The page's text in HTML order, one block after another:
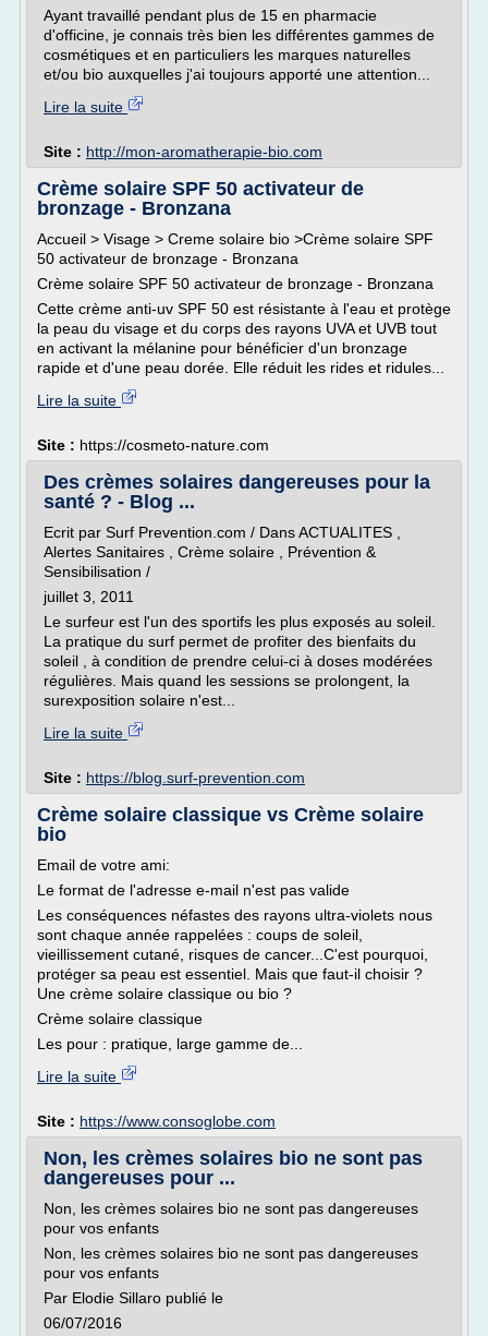
Ayant travaillé pendant plus de 15 en pharmacie
d'officine, je connais très bien les différentes gammes de
cosmétiques et en particuliers les marques naturelles
et/ou bio auxquelles j'ai toujours apporté une attention...
Lire la suite
Site : http://mon-aromatherapie-bio.com
Crème solaire SPF 50 activateur de
bronzage - Bronzana
Accueil > Visage > Creme solaire bio >Crème solaire SPF
50 activateur de bronzage - Bronzana
Crème solaire SPF 50 activateur de bronzage - Bronzana
Cette crème anti-uv SPF 50 est résistante à l'eau et protège
la peau du visage et du corps des rayons UVA et UVB tout
en activant la mélanine pour bénéficier d'un bronzage
rapide et d'une peau dorée. Elle réduit les rides et ridules...
Lire la suite
Site : https://cosmeto-nature.com
Des crèmes solaires dangereuses pour la
santé ? - Blog ...
Ecrit par Surf Prevention.com / Dans ACTUALITES ,
Alertes Sanitaires , Crème solaire , Prévention &
Sensibilisation /
juillet 3, 2011
Le surfeur est l'un des sportifs les plus exposés au soleil.
La pratique du surf permet de profiter des bienfaits du
soleil , à condition de prendre celui-ci à doses modérées
régulières. Mais quand les sessions se prolongent, la
surexposition solaire n'est...
Lire la suite
Site : https://blog.surf-prevention.com
Crème solaire classique vs Crème solaire
bio
Email de votre ami:
Le format de l'adresse e-mail n'est pas valide
Les conséquences néfastes des rayons ultra-violets nous
sont chaque année rappelées : coups de soleil,
vieillissement cutané, risques de cancer...C'est pourquoi,
protéger sa peau est essentiel. Mais que faut-il choisir ?
Une crème solaire classique ou bio ?
Crème solaire classique
Les pour : pratique, large gamme de...
Lire la suite
Site : https://www.consoglobe.com
Non, les crèmes solaires bio ne sont pas
dangereuses pour ...
Non, les crèmes solaires bio ne sont pas dangereuses
pour vos enfants
Non, les crèmes solaires bio ne sont pas dangereuses
pour vos enfants
Par Elodie Sillaro publié le
06/07/2016